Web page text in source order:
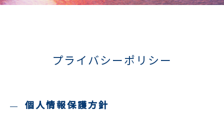
プライバシーポリシー
個人情報保護方針